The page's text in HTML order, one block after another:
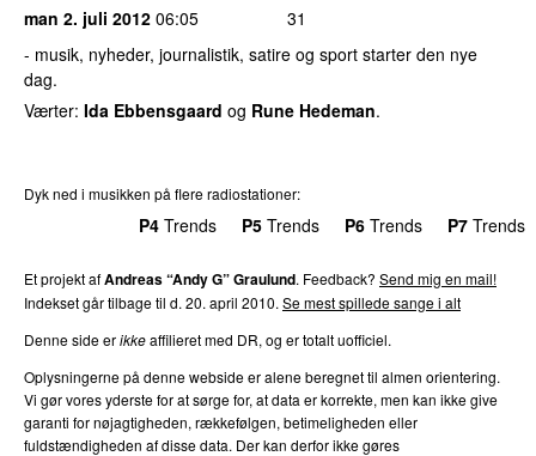
man 2. juli 2012 06:05
31
- musik, nyheder, journalistik, satire og sport starter den nye
dag.
Værter: Ida Ebbensgaard og Rune Hedeman.
Dyk ned i musikken på flere radiostationer:
P4 Trends P5 Trends P6 Trends P7 Trends
Et projekt afAndreas “Andy G” Graulund. Feedback? Send mig en mail!
Indekset går tilbage til d. 20. april 2010.Se mest spillede sange i alt
Denne side erikkeaffilieret med DR, og er totalt uofficiel.
Oplysningerne på denne webside er alene beregnet til almen orientering.
Vi gør vores yderste for at sørge for, at data er korrekte, men kan ikke give
garanti for nøjagtigheden, rækkefølgen, betimeligheden eller
fuldstændigheden af disse data. Der kan derfor ikke gøres